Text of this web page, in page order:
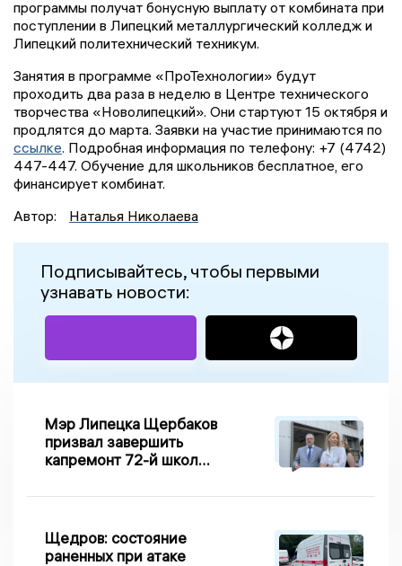
программы получат бонусную выплату от комбината при
поступлении в Липецкий металлургический колледж и
Липецкий политехнический техникум.
Занятия в программе «ПроТехнологии» будут
проходить два раза в неделю в Центре технического
творчества «Новолипецкий». Они стартуют 15 октября и
продлятся до марта. Заявки на участие принимаются по
ссылке. Подробная информация по телефону: +7 (4742)
447-447. Обучение для школьников бесплатное, его
финансирует комбинат.
Автор:
Наталья Николаева
Подписывайтесь, чтобы первыми
узнавать новости:
Мэр Липецка Щербаков
призвал завершить
капремонт 72-й школы
Щедров: состояние
раненных при атаке